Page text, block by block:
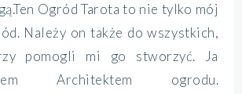
Ogród Tarota to nie tylko mój
Należy on także do wszystkich,
pomogli mi go stworzyć. Ja
Architektem ogrodu.